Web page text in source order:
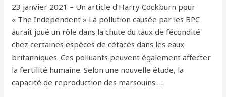
23 janvier 2021 – Un article d’Harry Cockburn pour
« The Independent » La pollution causée par les BPC
aurait joué un rôle dans la chute du taux de fécondité
chez certaines espèces de cétacés dans les eaux
britanniques. Ces polluants peuvent également affecter
la fertilité humaine. Selon une nouvelle étude, la
capacité de reproduction des marsouins …